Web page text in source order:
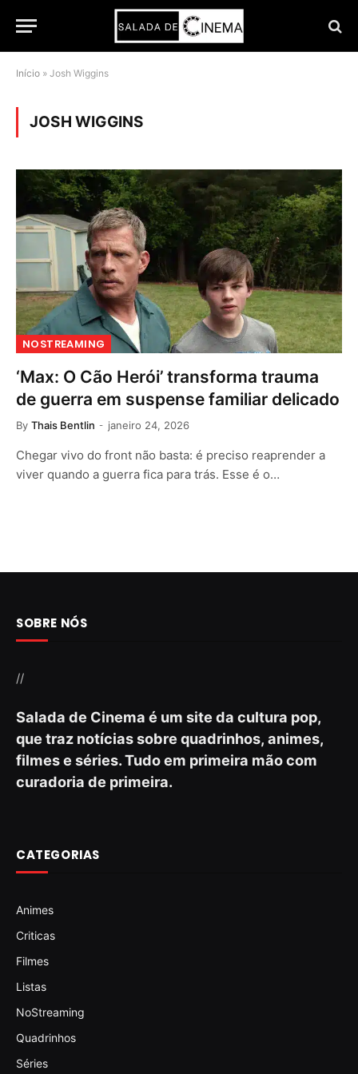
Início » Josh Wiggins
JOSH WIGGINS
NOSTREAMING
‘Max: O Cão Herói’ transforma trauma
de guerra em suspense familiar delicado
By Thais Bentlin janeiro 24, 2026
Chegar vivo do front não basta: é preciso reaprender a
viver quando a guerra fica para trás. Esse é o…
SOBRE NÓS
//
Salada de Cinema é um site da cultura pop,
que traz notícias sobre quadrinhos, animes,
filmes e séries. Tudo em primeira mão com
curadoria de primeira.
CATEGORIAS
Animes
Criticas
Filmes
Listas
NoStreaming
Quadrinhos
Séries